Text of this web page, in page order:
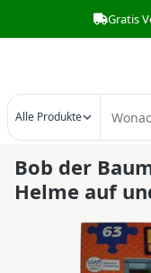
Zum HauptinhaltGratis
Alle Produkte
Bob der
Helme auf
Bildergalerie